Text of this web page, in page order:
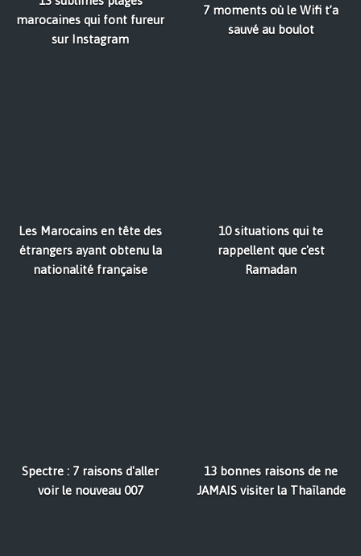
marocaines qui font fureur
sur Instagram
7 moments où le Wifi t’a
sauvé au boulot
Les Marocains en tête des
étrangers ayant obtenu la
nationalité française
10 situations qui te
rappellent que c'est
Ramadan
Spectre : 7 raisons d'aller
voir le nouveau 007
13 bonnes raisons de ne
JAMAIS visiter la Thaïlande